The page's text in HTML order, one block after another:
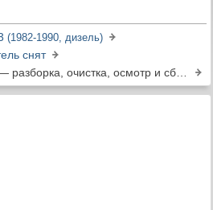
(1982-1990, дизель)
снят